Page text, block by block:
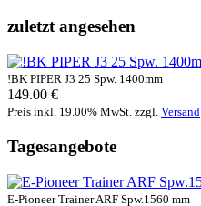
zuletzt angesehen
!BK PIPER J3 25 Spw. 1400mm
149.00 €
Preis inkl. 19.00% MwSt. zzgl. Versand
Tagesangebote
E-Pioneer Trainer ARF Spw.1560 mm